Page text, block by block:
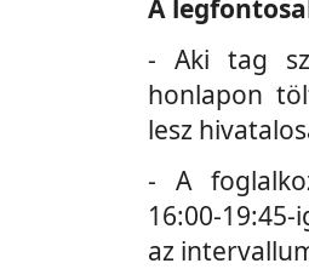
A
- Aki tag
honlapon
lesz
- A
16:00-
az